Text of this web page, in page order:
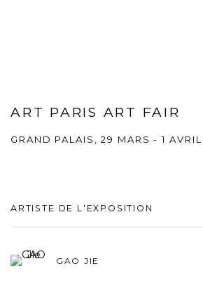
ART PARIS ART FAIR
GRAND PALAIS,29 MARS - 1 AVRIL
ARTISTE DE L'EXPOSITION
GAO JIE